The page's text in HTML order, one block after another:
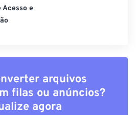
Acesso e
arquivos
filas ou anúncios?
agora